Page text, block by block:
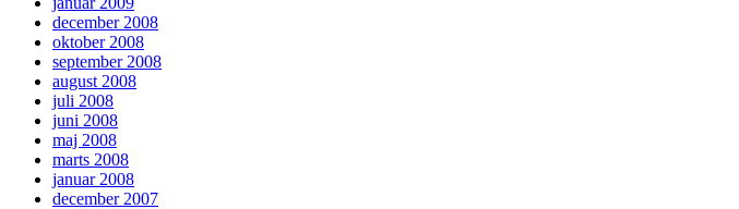
december 2008
oktober 2008
september 2008
august 2008
juli 2008
juni 2008
maj 2008
marts 2008
januar 2008
december 2007